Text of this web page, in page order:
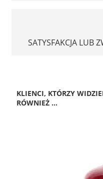
SATYSFAKCJA LUB
KLIENCI, KTÓRZY
RÓWNIEŻ ...